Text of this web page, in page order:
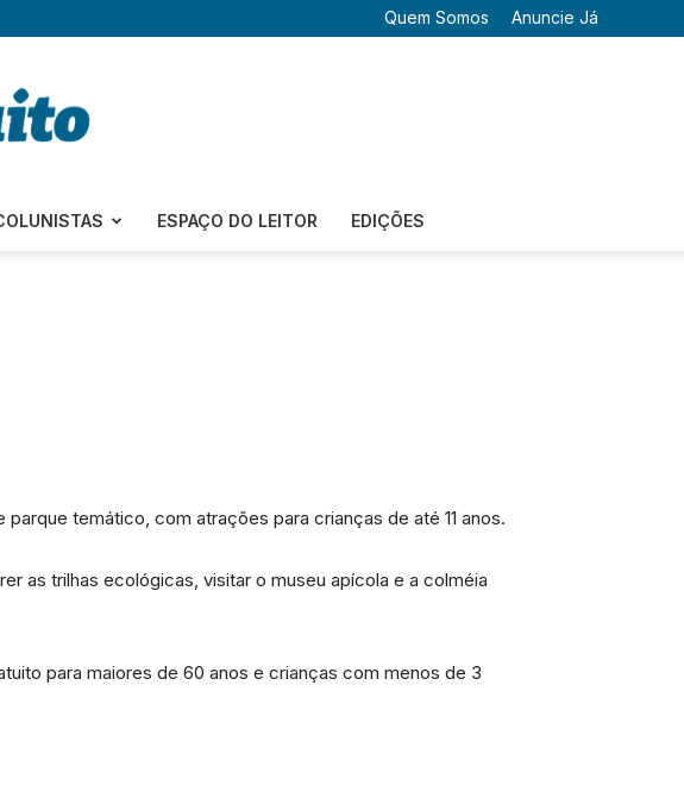
Quem Somos Anuncie Já
ESPAÇO DO LEITOR EDIÇÕES
temático, com atrações para crianças de até 11 anos.
as trilhas ecológicas, visitar o museu apícola e a colméia
para maiores de 60 anos e crianças com menos de 3